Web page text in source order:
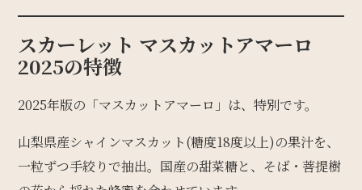
スカーレット マスカットアマーロ
2025の特徴
2025年版の「マスカットアマーロ」は、特別です。
山梨県産シャインマスカット(糖度18度以上)の果汁を、
一粒ずつ手絞りで抽出。国産の甜菜糖と、そば・菩提樹